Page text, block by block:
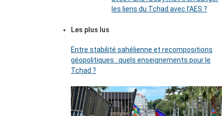
les liens du Tchad avec l’AES ?
Les plus lus
Entre stabilité sahélienne et recompositions
géopolitiques : quels enseignements pour le
Tchad ?